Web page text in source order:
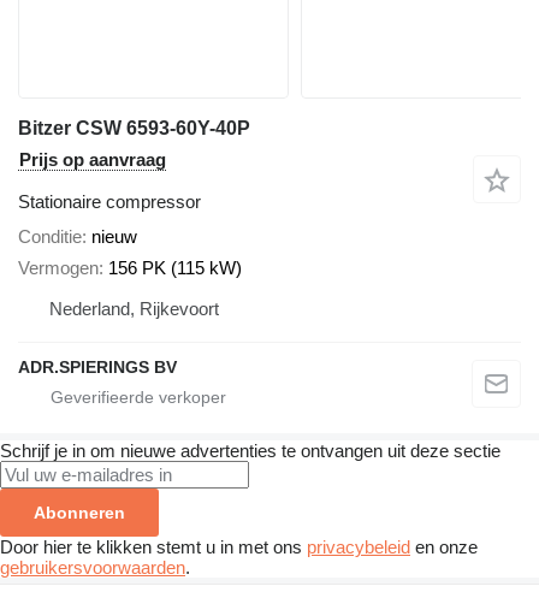
Bitzer CSW 6593-60Y-40P
Prijs op aanvraag
Stationaire compressor
Conditie nieuw
Vermogen 156 PK (115 kW)
Nederland, Rijkevoort
ADR.SPIERINGS BV
Schrijf je in om nieuwe advertenties te ontvangen uit deze sectie
Abonneren
Door hier te klikken stemt u in met ons privacybeleid en onze
gebruikersvoorwaarden.